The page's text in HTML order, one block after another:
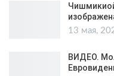
13 мая,
ВИДЕО.